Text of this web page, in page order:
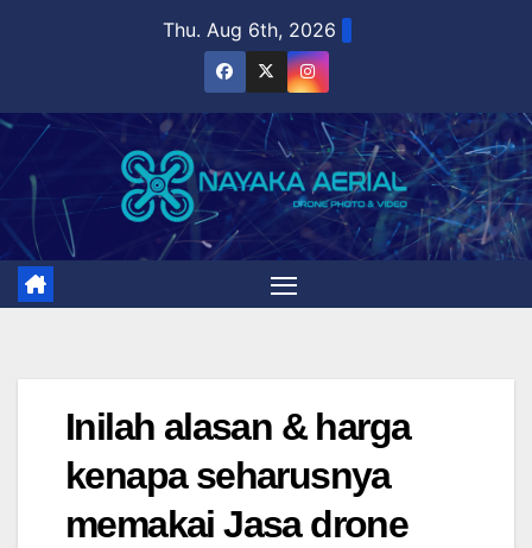
Thu. Aug 6th, 2026
Inilah alasan & harga
kenapa seharusnya
memakai Jasa drone